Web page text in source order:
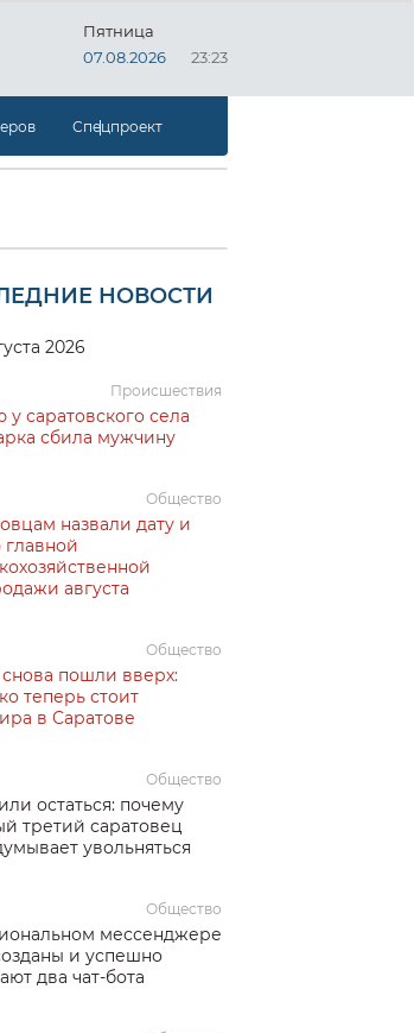
Пятница
07.08.2026
23:23
Спецпроект
НОВОСТИ
2026
Происшествия
у саратовского села
сбила мужчину
Общество
назвали дату и
главной
августа
Общество
пошли вверх:
теперь стоит
в Саратове
Общество
остаться: почему
третий саратовец
увольняться
Общество
мессенджере
и успешно
два чат-бота